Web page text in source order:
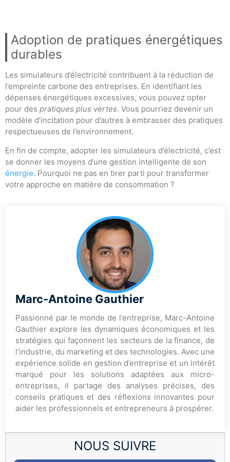
NOUS SUIVRE
Adoption de pratiques énergétiques
durables
Les simulateurs d’électricité contribuent à la réduction de
l’empreinte carbone des entreprises. En identifiant les
dépenses énergétiques excessives, vous pouvez opter
pour des pratiques plus vertes. Vous pourriez devenir un
modèle d’incitation pour d’autres à embrasser des pratiques
respectueuses de l’environnement.
En fin de compte, adopter les simulateurs d’électricité, c’est
se donner les moyens d’une gestion intelligente de son
énergie. Pourquoi ne pas en tirer parti pour transformer
votre approche en matière de consommation ?
Marc-Antoine Gauthier
Passionné par le monde de l’entreprise, Marc-Antoine
Gauthier explore les dynamiques économiques et les
stratégies qui façonnent les secteurs de la finance, de
l’industrie, du marketing et des technologies. Avec une
expérience solide en gestion d’entreprise et un intérêt
marqué pour les solutions adaptées aux micro-
entreprises, il partage des analyses précises, des
conseils pratiques et des réflexions innovantes pour
aider les professionnels et entrepreneurs à prospérer.